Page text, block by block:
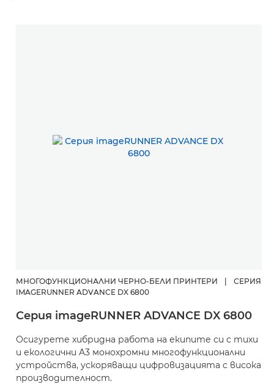
МНОГОФУНКЦИОНАЛНИ ЧЕРНО-БЕЛИ ПРИНТЕРИ
СЕРИЯ
IMAGERUNNER ADVANCE DX 6800
Серия imageRUNNER ADVANCE DX 6800
Осигурете хибридна работа на екипите си с тихи
и екологични A3 монохромни многофункционални
устройства, ускоряващи цифровизацията с висока
производителност.